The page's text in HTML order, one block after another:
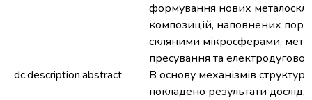
dc.description.abstract
формування нових
композицій, наповнених
скляними мікросферами,
пресування та
В основу механізмів
покладено результати